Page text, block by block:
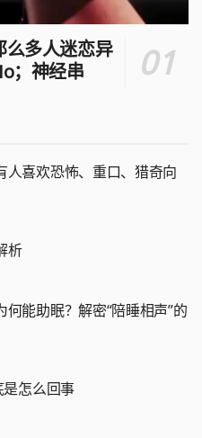
么多人迷恋异
；神经串
人喜欢恐怖、重口、猎奇向
析
能助眠？解密“陪睡相声”的
是怎么回事